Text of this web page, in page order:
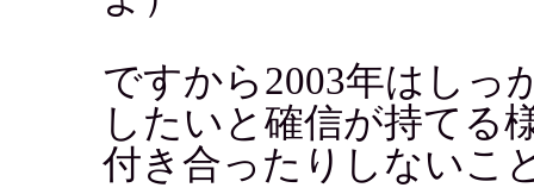
ですから2003年はしっ
したいと確信が持てる
付き合ったりしないこ